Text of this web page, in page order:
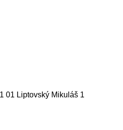
01 Liptovský Mikuláš 1